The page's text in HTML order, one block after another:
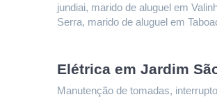
jundiai, marido de aluguel em
Serra, marido de aluguel em
Elétrica em Jardim
Manutenção de tomadas,